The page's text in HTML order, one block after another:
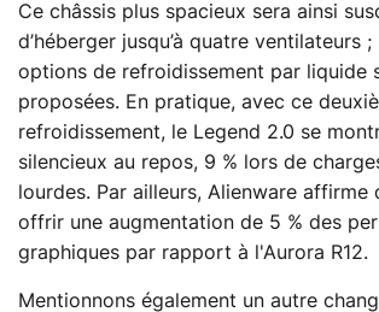
Ce châssis plus spacieux sera ainsi
d’héberger jusqu’à quatre ventilateurs
options de refroidissement par liquide
proposées. En pratique, avec ce
refroidissement, le Legend 2.0 se
silencieux au repos, 9 % lors de
lourdes. Par ailleurs, Alienware affirme
offrir une augmentation de 5 % des
graphiques par rapport à l'Aurora R12.
Mentionnons également un autre